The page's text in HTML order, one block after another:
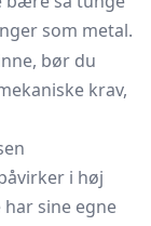
som metal.
bør du
krav,
i høj
sine egne